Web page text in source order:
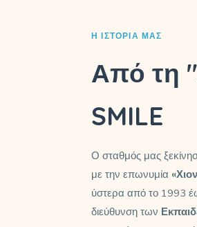
Η ΙΣΤΟΡΊΑ ΜΑΣ
Από τη
SMILE
Ο σταθμός μας
με την επωνυμία
ύστερα από το 1993
διεύθυνση των